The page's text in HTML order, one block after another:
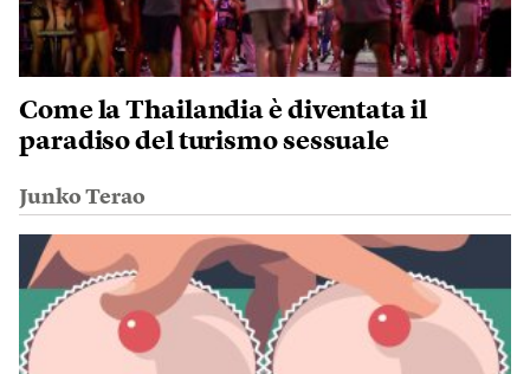
Come la Thailandia è diventata il
paradiso del turismo sessuale
Junko Terao